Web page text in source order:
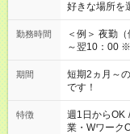
好きな場所を
勤務時間
＜例＞ 夜勤
～翌10：00 ※勤
みたい」 「
い」など ご希
の方の場合は
仕事に慣れてからの
必要な場合も
期間
短期2ヵ月～
です！
特徴 週1日からOK /
業・Wワーク